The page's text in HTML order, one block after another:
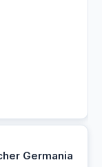
Germania